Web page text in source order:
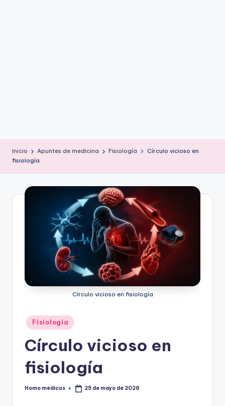
Inicio Apuntes de medicina Fisiología
Círculo vicioso en
fisiología
Círculo vicioso en fisiología
Publicado
en
Fisiología
Círculo vicioso en
fisiología
Publicado
Homo medicus 25 de mayo de 2026